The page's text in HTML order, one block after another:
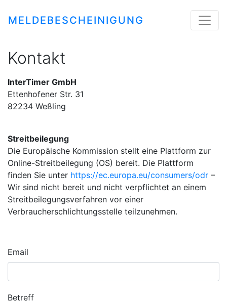
MELDEBESCHEINIGUNG
Kontakt
InterTimer GmbH
Ettenhofener Str. 31
82234 Weßling
Streitbeilegung
Die Europäische Kommission stellt eine Plattform zur
Online-Streitbeilegung (OS) bereit. Die Plattform
finden Sie unter https://ec.europa.eu/consumers/odr –
Wir sind nicht bereit und nicht verpflichtet an einem
Streitbeilegungsverfahren vor einer
Verbraucherschlichtungsstelle teilzunehmen.
Email
Betreff